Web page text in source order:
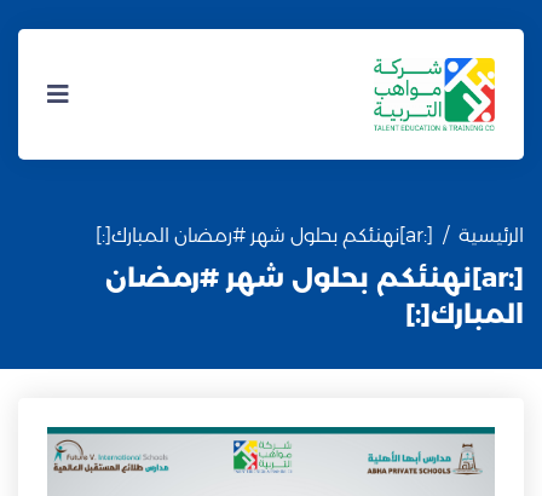
الرئيسية [:ar]نهنئكم بحلول شهر #رمضان المبارك[:]
[:ar]نهنئكم بحلول شهر #رمضان
المبارك[:]